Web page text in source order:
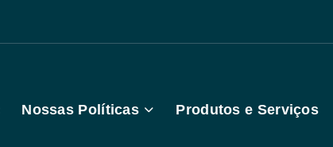
Nossas Políticas Produtos e Serviços